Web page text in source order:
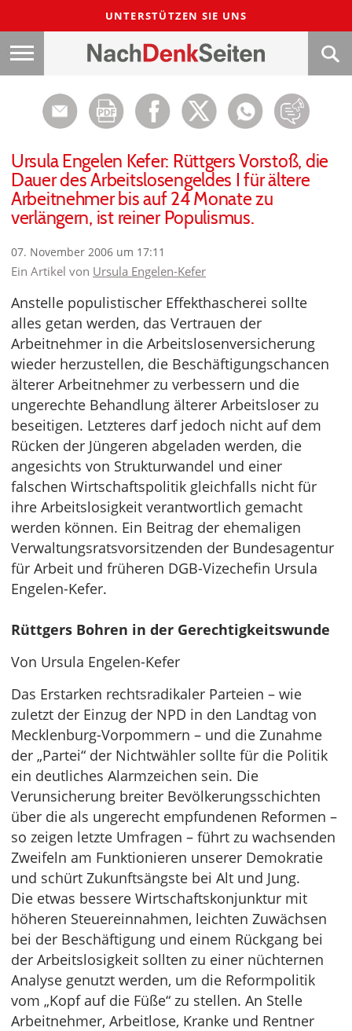
UNTERSTÜTZEN SIE UNS
Ursula Engelen Kefer: Rüttgers Vorstoß, die
Dauer des Arbeitslosengeldes I für ältere
Arbeitnehmer bis auf 24 Monate zu
verlängern, ist reiner Populismus.
07. November 2006 um 17:11
Ein Artikel von Ursula Engelen-Kefer
Anstelle populistischer Effekthascherei sollte
alles getan werden, das Vertrauen der
Arbeitnehmer in die Arbeitslosenversicherung
wieder herzustellen, die Beschäftigungschancen
älterer Arbeitnehmer zu verbessern und die
ungerechte Behandlung älterer Arbeitsloser zu
beseitigen. Letzteres darf jedoch nicht auf dem
Rücken der Jüngeren abgeladen werden, die
angesichts von Strukturwandel und einer
falschen Wirtschaftspolitik gleichfalls nicht für
ihre Arbeitslosigkeit verantwortlich gemacht
werden können. Ein Beitrag der ehemaligen
Verwaltungsratsvorsitzenden der Bundesagentur
für Arbeit und früheren DGB-Vizechefin Ursula
Engelen-Kefer.
Rüttgers Bohren in der Gerechtigkeitswunde
Von Ursula Engelen-Kefer
Das Erstarken rechtsradikaler Parteien – wie
zuletzt der Einzug der NPD in den Landtag von
Mecklenburg-Vorpommern – und die Zunahme
der „Partei“ der Nichtwähler sollte für die Politik
ein deutliches Alarmzeichen sein. Die
Verunsicherung breiter Bevölkerungsschichten
über die als ungerecht empfundenen Reformen –
so zeigen letzte Umfragen – führt zu wachsenden
Zweifeln am Funktionieren unserer Demokratie
und schürt Zukunftsängste bei Alt und Jung.
Die etwas bessere Wirtschaftskonjunktur mit
höheren Steuereinnahmen, leichten Zuwächsen
bei der Beschäftigung und einem Rückgang bei
der Arbeitslosigkeit sollten zu einer nüchternen
Analyse genutzt werden, um die Reformpolitik
vom „Kopf auf die Füße“ zu stellen. An Stelle
Arbeitnehmer, Arbeitlose, Kranke und Rentner